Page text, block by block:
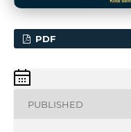
PDF
PUBLISHED